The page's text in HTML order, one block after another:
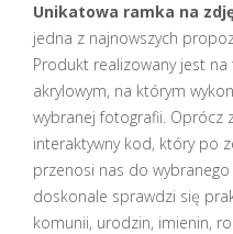
Unikatowa ramka na
jedna z najnowszych
Produkt realizowany jest
akrylowym, na którym
wybranej fotografii. Oprócz
interaktywny kod, który po
przenosi nas do
doskonale sprawdzi się
komunii, urodzin, imienin,